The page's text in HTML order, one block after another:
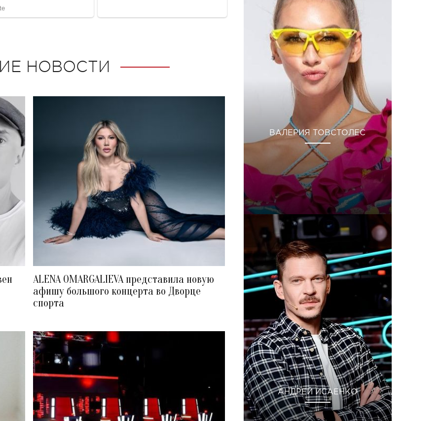
НОВОСТИ
ALENA OMARGALIEVA представила новую
афишу большого концерта во Дворце
спорта
ВАЛЕРИЯ ТОВСТОЛЕС
АНДРЕЙ ИСАЕНКО